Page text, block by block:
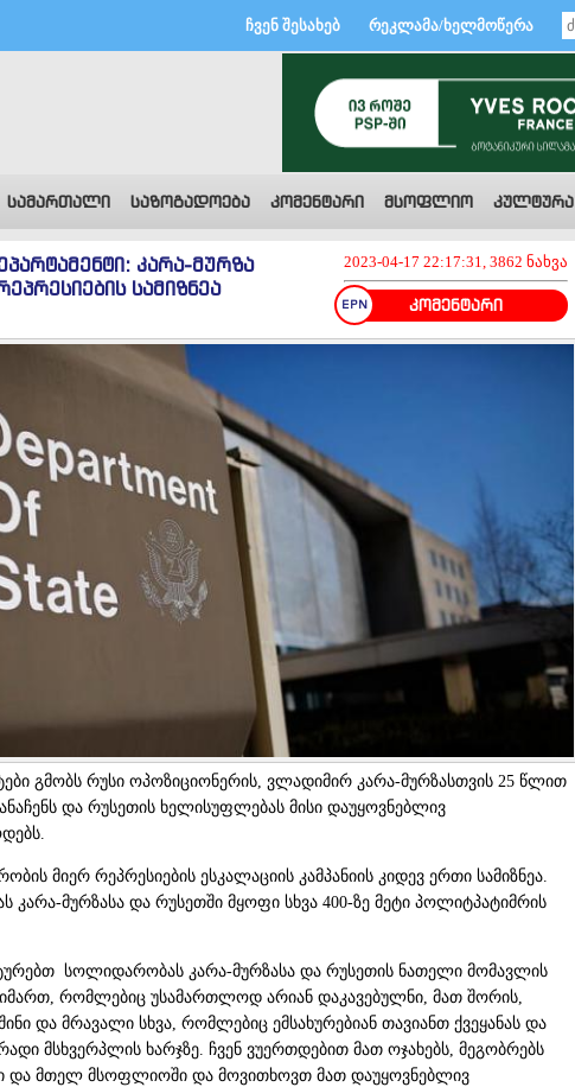
ჩვენ შესახებ რეკლამა/ხელმოწერა
სამართალი საზოგადოება კომენტარი მსოფლიო კულტურა
2023-04-17 22:17:31, 3862 ნახვა
კომენტარი
კარა-მურზა
სამიზნეა
გმობს რუსი ოპოზიციონერის, ვლადიმირ კარა-მურზასთვის 25 წლით
და რუსეთის ხელისუფლებას მისი დაუყოვნებლივ
მიერ რეპრესიების ესკალაციის კამპანიის კიდევ ერთი სამიზნეა.
კარა-მურზასა და რუსეთში მყოფი სხვა 400-ზე მეტი პოლიტპატიმრის
სოლიდარობას კარა-მურზასა და რუსეთის ნათელი მომავლის
რომლებიც უსამართლოდ არიან დაკავებულნი, მათ შორის,
და მრავალი სხვა, რომლებიც ემსახურებიან თავიანთ ქვეყანას და
მსხვერპლის ხარჯზე. ჩვენ ვუერთდებით მათ ოჯახებს, მეგობრებს
და მთელ მსოფლიოში და მოვითხოვთ მათ დაუყოვნებლივ